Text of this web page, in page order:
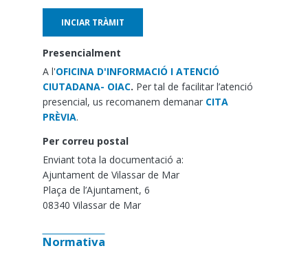
INCIAR TRÀMIT
Presencialment
A l'OFICINA D'INFORMACIÓ I ATENCIÓ
CIUTADANA- OIAC. Per tal de facilitar l’atenció
presencial, us recomanem demanar CITA
PRÈVIA.
Per correu postal
Enviant tota la documentació a:
Ajuntament de Vilassar de Mar
Plaça de l’Ajuntament, 6
08340 Vilassar de Mar
Normativa